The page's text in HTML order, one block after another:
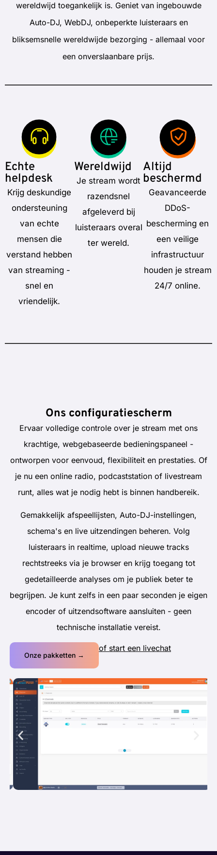
wereldwijd toegankelijk is. Geniet van ingebouwde
Auto-DJ, WebDJ, onbeperkte luisteraars en
bliksemsnelle wereldwijde bezorging - allemaal voor
een onverslaanbare prijs.
Echte
helpdesk
Krijg deskundige
ondersteuning
van echte
mensen die
verstand hebben
van streaming -
snel en
vriendelijk.
Wereldwijd
Je stream wordt
razendsnel
afgeleverd bij
luisteraars overal
ter wereld.
Altijd
beschermd
Geavanceerde
DDoS-
bescherming en
een veilige
infrastructuur
houden je stream
24/7 online.
Ons configuratiescherm
Ervaar volledige controle over je stream met ons
krachtige, webgebaseerde bedieningspaneel -
ontworpen voor eenvoud, flexibiliteit en prestaties. Of
je nu een online radio, podcaststation of livestream
runt, alles wat je nodig hebt is binnen handbereik.
Gemakkelijk afspeellijsten, Auto-DJ-instellingen,
schema's en live uitzendingen beheren. Volg
luisteraars in realtime, upload nieuwe tracks
rechtstreeks via je browser en krijg toegang tot
gedetailleerde analyses om je publiek beter te
begrijpen. Je kunt zelfs in een paar seconden je eigen
encoder of uitzendsoftware aansluiten - geen
technische installatie vereist.
Onze pakketten →
of start een livechat